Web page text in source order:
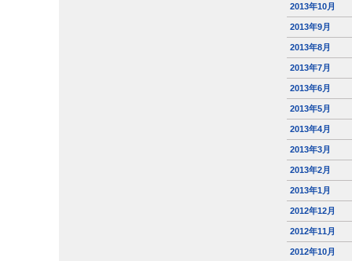
2013年10月
2013年9月
2013年8月
2013年7月
2013年6月
2013年5月
2013年4月
2013年3月
2013年2月
2013年1月
2012年12月
2012年11月
2012年10月